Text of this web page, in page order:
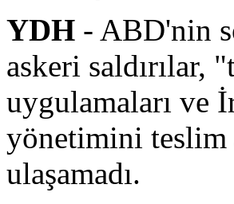
YDH - ABD'nin
askeri saldırılar,
uygulamaları ve
yönetimini
ulaşamadı.